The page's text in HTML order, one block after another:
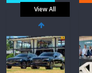
View All